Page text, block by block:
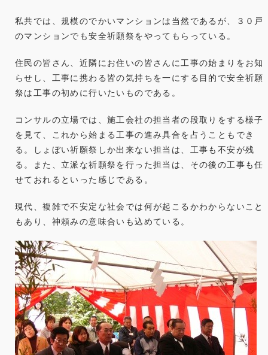
祭
は
私共では、規模のでかいマンションは当然であるが、３０戸
のマンションでも安全祈願祭をやってもらっている。
住民の皆さん、近隣にお住いの皆さんに工事の始まりをお知
らせし、工事に携わる皆の気持ちを一にする目的で安全祈願
祭は工事の初めに行いたいものである。
コンサルの立場では、施工会社の担当者の段取りをする様子
を見て、これから始まる工事の進み具合を占うこともでき
る。しょぼい祈願祭しか出来ない担当は、工事も不安が残
る。また、立派な祈願祭を行った担当は、その後の工事も任
せておれるといった感じである。
現代、複雑で不安定な社会では何が起こるかわからないこと
もあり、神頼みの意味合いも込めている。